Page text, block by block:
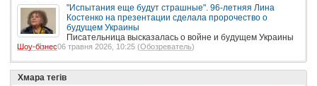
"Испытания еще будут страшные". 96-летняя Лина
Костенко на презентации сделала пророчество о
будущем Украины
Писательница высказалась о войне и будущем Украины
Шоу-бізнес06 травня 2026, 10:25 (Обозреватель)
Хмара тегів